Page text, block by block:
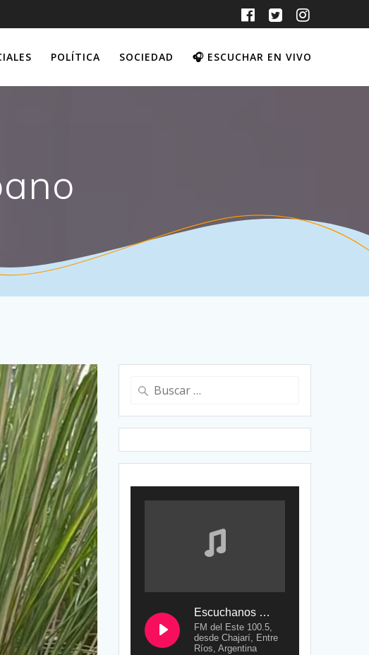
POLÍTICA SOCIEDAD 🎧 ESCUCHAR EN VIVO
Buscar:
Escuchanos en Vivo
FM del Este 100.5,
desde Chajarí, Entre
Ríos, Argentina